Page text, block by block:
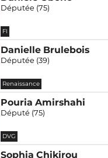
Députée (75)
FI
Danielle Brulebois
Députée (39)
Renaissance
Pouria Amirshahi
Député (75)
DVG
Sophia Chikirou